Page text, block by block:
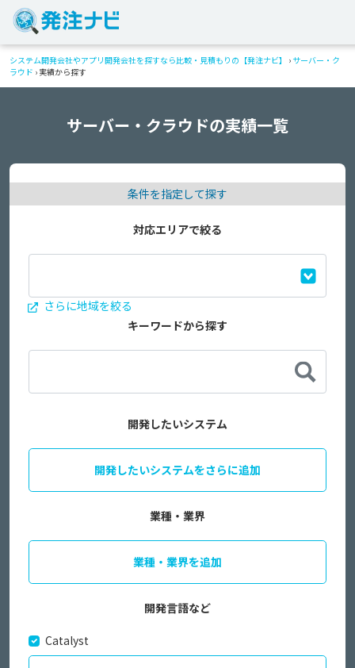
システム開発会社やアプリ開発会社を探すなら比較・見積もりの【発注ナビ】 › サーバー・ク
ラウド › 実績から探す
サーバー・クラウドの実績一覧
条件を指定して探す
対応エリアで絞る
さらに地域を絞る
キーワードから探す
開発したいシステム
開発したいシステムをさらに追加
業種・業界
業種・業界を追加
開発言語など
Catalyst